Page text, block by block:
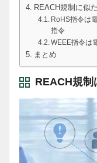
REACH規制に似
RoHS指令は
指令
WEEE指令は
まとめ
REACH規制